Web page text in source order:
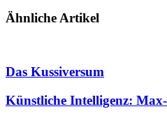
Ähnliche Artikel
Das Kussiversum
Künstliche Intelligenz: